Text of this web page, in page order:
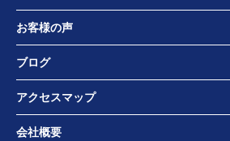
お客様の声
ブログ
アクセスマップ
会社概要